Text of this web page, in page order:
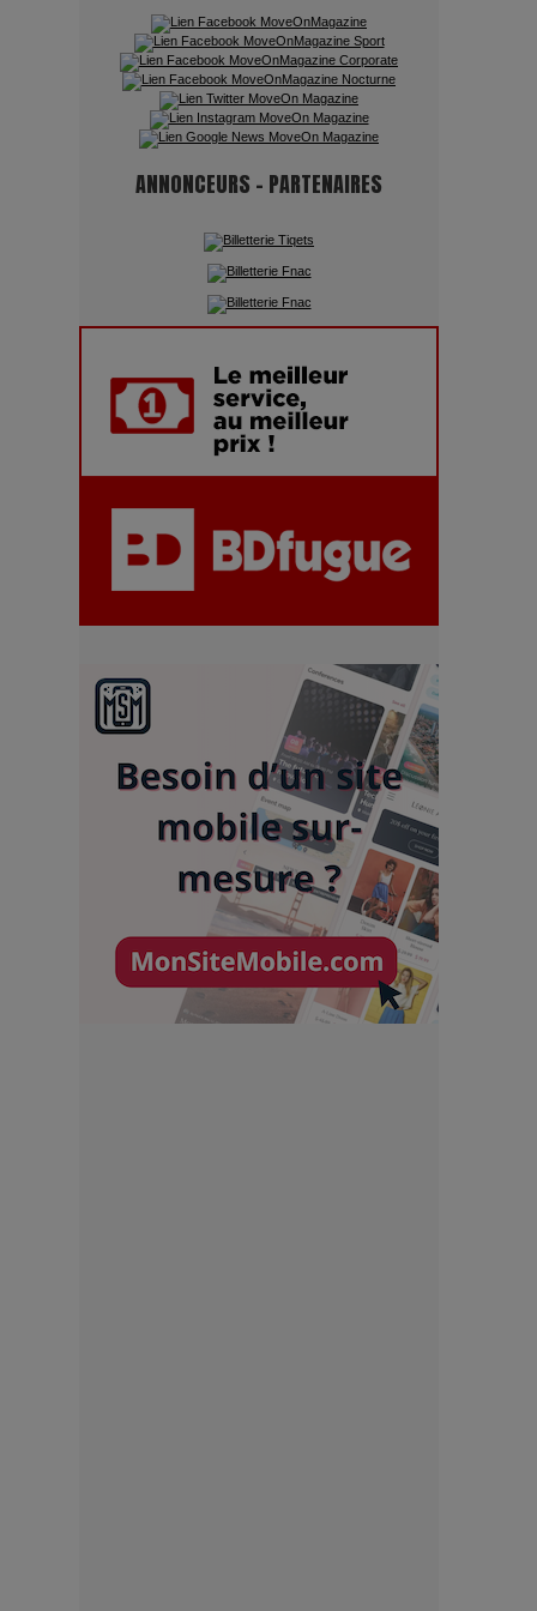
Quand l'Opéra Rencontre l'IA :
Lola Volonakis, l'Artiste du
Paradoxe qui Chante le Futur
pouvoir : une plongée dans un
futur troublant
Kazakhstan”, célèbre ses 30 ans
de carrière à la Salle Gaveau
: un désastre écologique en
chiffres
7 Techniques Secrètes des
Photographes de Stars
Adieu Jean-Pat : rire au bord
du précipice
Pharaonic Festival 2025 : 10
ans d’électro sous les
montagnes, une fête à ne pas
manquer
ANNONCEURS - PARTENAIRES